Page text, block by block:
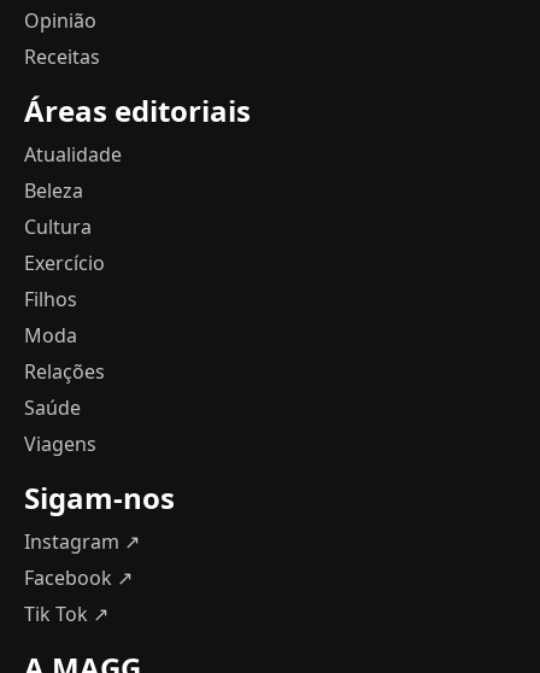
Opinião
Receitas
Áreas editoriais
Atualidade
Beleza
Cultura
Exercício
Filhos
Moda
Relações
Saúde
Viagens
Sigam-nos
Instagram ↗
Facebook ↗
Tik Tok ↗